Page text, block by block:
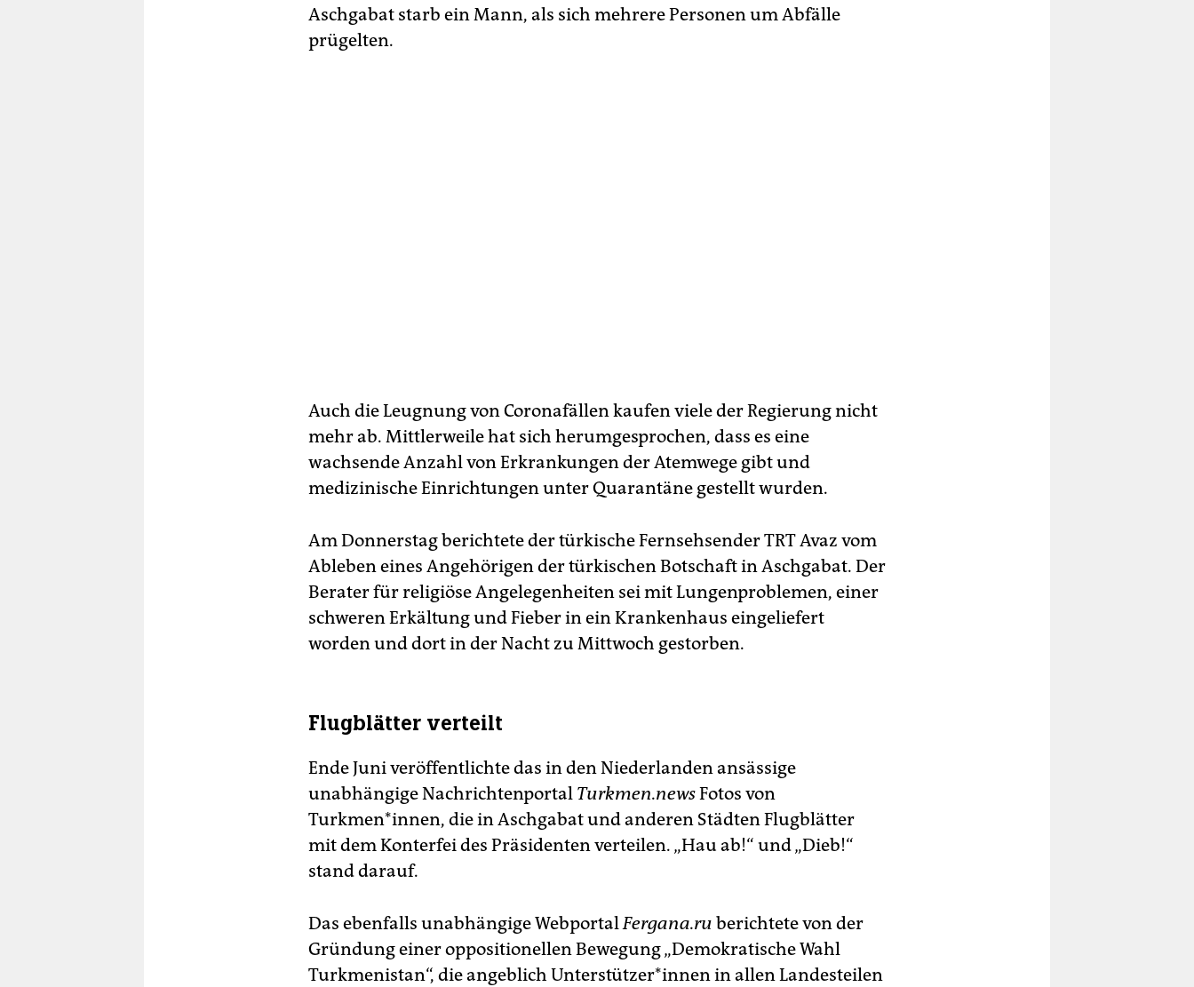
Aschgabat starb ein Mann, als sich mehrere Personen um Abfälle
prügelten.
Auch die Leugnung von Coronafällen kaufen viele der Regierung nicht
mehr ab. Mittlerweile hat sich herumgesprochen, dass es eine
wachsende Anzahl von Erkrankungen der Atemwege gibt und
medizinische Einrichtungen unter Quarantäne gestellt wurden.
Am Donnerstag berichtete der türkische Fernsehsender TRT Avaz vom
Ableben eines Angehörigen der türkischen Botschaft in Aschgabat. Der
Berater für religiöse Angelegenheiten sei mit Lungenproblemen, einer
schweren Erkältung und Fieber in ein Krankenhaus eingeliefert
worden und dort in der Nacht zu Mittwoch gestorben.
Flugblätter verteilt
Ende Juni veröffentlichte das in den Niederlanden ansässige
unabhängige Nachrichtenportal Turkmen.newsFotos von
Turkmen*innen, die in Aschgabat und anderen Städten Flugblätter
mit dem Konterfei des Präsidenten verteilen. „Hau ab!“ und „Dieb!“
stand darauf.
Das ebenfalls unabhängige WebportalFergana.ru berichtete von der
Gründung einer oppositionellen Bewegung „Demokratische Wahl
Turkmenistan“, die angeblich Unterstützer*innen in allen Landesteilen